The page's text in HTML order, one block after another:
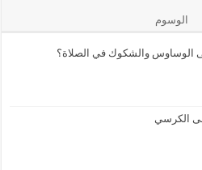
الوسوم
الوساوس والشكوك في الصلاة؟
الكرسي